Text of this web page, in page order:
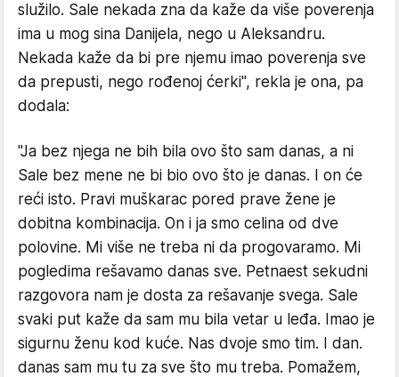
služilo. Sale nekada zna da kaže da više poverenja
ima u mog sina Danijela, nego u Aleksandru.
Nekada kaže da bi pre njemu imao poverenja sve
da prepusti, nego rođenoj ćerki", rekla je ona, pa
dodala:
"Ja bez njega ne bih bila ovo što sam danas, a ni
Sale bez mene ne bi bio ovo što je danas. I on će
reći isto. Pravi muškarac pored prave žene je
dobitna kombinacija. On i ja smo celina od dve
polovine. Mi više ne treba ni da progovaramo. Mi
pogledima rešavamo danas sve. Petnaest sekudni
razgovora nam je dosta za rešavanje svega. Sale
svaki put kaže da sam mu bila vetar u leđa. Imao je
sigurnu ženu kod kuće. Nas dvoje smo tim. I dan.
danas sam mu tu za sve što mu treba. Pomažem,